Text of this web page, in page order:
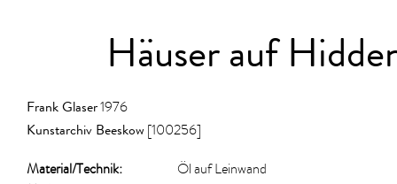
Häuser auf
Frank Glaser1976
Kunstarchiv Beeskow [100256]
Material/​Technik:
Öl auf Leinwand